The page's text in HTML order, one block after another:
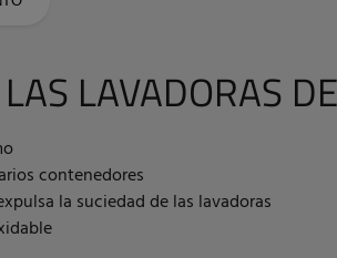
LAVADORAS
contenedores
la suciedad de las lavadoras